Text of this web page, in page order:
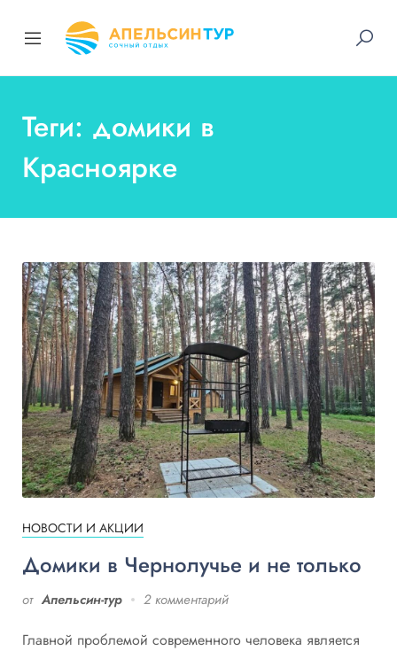
Теги: домики в
Красноярке
НОВОСТИ И АКЦИИ
Домики в Чернолучье и не только
от Апельсин-тур 2 комментарий
Главной проблемой современного человека является